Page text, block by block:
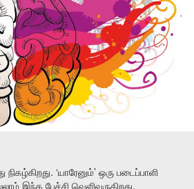
நிகழ்கிறது. ‘யாரேனும்’ ஒரு படைப்பாளி
இந்த பேச்சி வெளிவருகிறது.